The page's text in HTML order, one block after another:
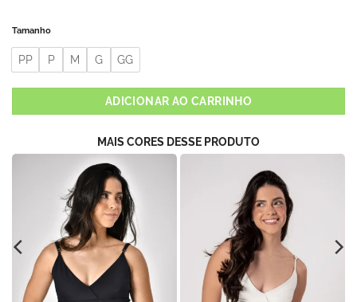
Tamanho
PP P M G GG
ADICIONAR AO CARRINHO
MAIS CORES DESSE PRODUTO